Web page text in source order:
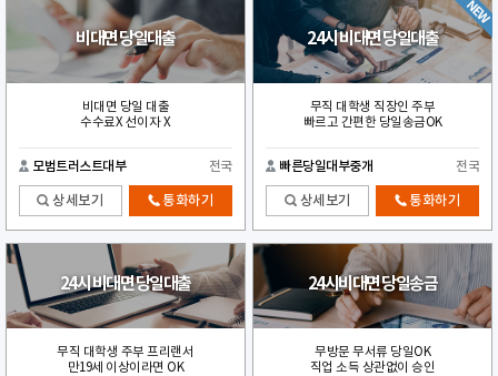
비대면 당일대출
비대면 당일 대출
수수료X 선이자 X
모범트러스트대부 전국
상세보기 통화하기
24시 비대면 당일대출
무직 대학생 직장인 주부
빠르고 간편한 당일송금OK
빠른당일대부중개 전국
상세보기 통화하기
24시 비대면 당일대출
무직 대학생 주부 프리랜서
만19세 이상이라면 OK
24시비대면 당일송금
무방문 무서류 당일OK
직업 소득 상관없이 승인